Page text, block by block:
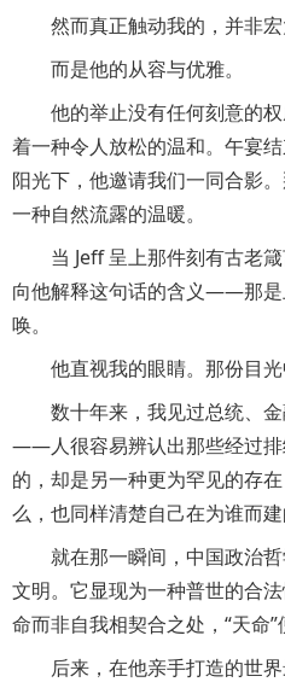
然而真正触动我的，并非宏
而是他的从容与优雅。
他的举止没有任何刻意的
着一种令人放松的温和。午宴
阳光下，他邀请我们一同合影
一种自然流露的温暖。
当 Jeff 呈上那件刻有古老
向他解释这句话的含义——那是
唤。
他直视我的眼睛。那份目光
数十年来，我见过总统、
——人很容易辨认出那些经过排
的，却是另一种更为罕见的存
么，也同样清楚自己在为谁而建
就在那一瞬间，中国政治
文明。它显现为一种普世的合
命而非自我相契合之处，“天命”
后来，在他亲手打造的世